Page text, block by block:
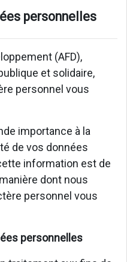
personnelles
(AFD),
et solidaire,
personnel vous
importance à la
de vos données
information est de
dont nous
personnel vous
personnelles